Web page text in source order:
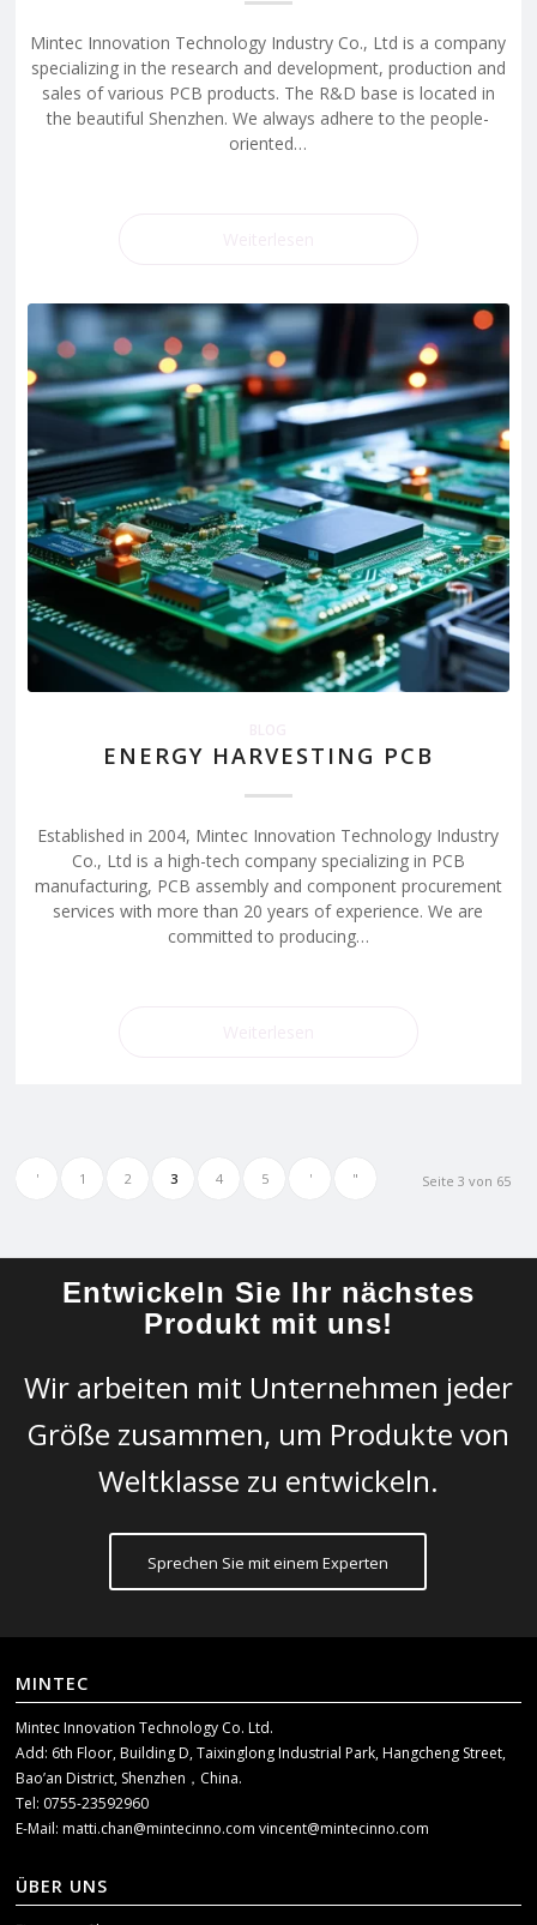
Mintec Innovation Technology Industry Co., Ltd is a company
specializing in the research and development, production and
sales of various PCB products. The R&D base is located in
the beautiful Shenzhen. We always adhere to the people-
oriented…
ENERGY HARVESTING PCB
Established in 2004, Mintec Innovation Technology Industry
Co., Ltd is a high-tech company specializing in PCB
manufacturing, PCB assembly and component procurement
services with more than 20 years of experience. We are
committed to producing…
Seite 3 von 65
' 1 2 3 4 5 ' "
Entwickeln Sie Ihr nächstes
Produkt mit uns!
Wir arbeiten mit Unternehmen jeder
Größe zusammen, um Produkte von
Weltklasse zu entwickeln.
Sprechen Sie mit einem Experten
MINTEC
Mintec Innovation Technology Co. Ltd.
Add: 6th Floor, Building D, Taixinglong Industrial Park, Hangcheng Street,
Bao’an District, Shenzhen，China.
Tel: 0755-23592960
E-Mail:matti.chan@mintecinno.comvincent@mintecinno.com
ÜBER UNS